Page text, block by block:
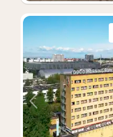
Vorige foto